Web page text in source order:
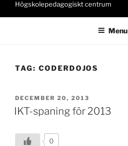
Högskolepedagogiskt centrum
Menu
TAG: CODERDOJOS
POSTED
ON
DECEMBER 20, 2013
IKT-spaning för 2013
0